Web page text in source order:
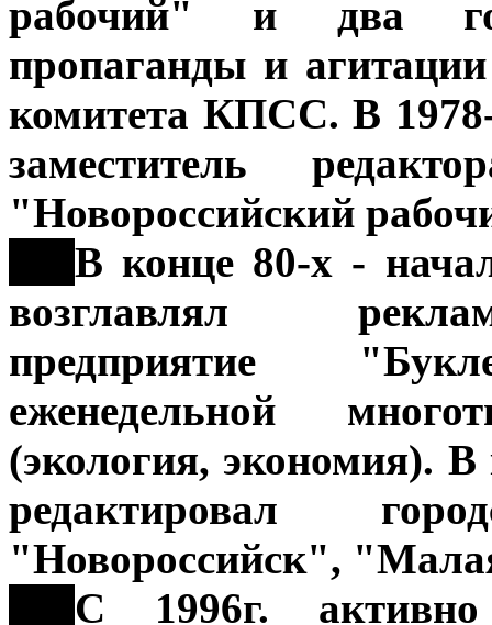
рабочий" и два
пропаганды и агитации
комитета КПСС. В
заместитель
"Новороссийский
В конце 80-х -
возглавлял
предприятие
еженедельной
(экология, экономия). В
редактировал
"Новороссийск",
С 1996г. активно